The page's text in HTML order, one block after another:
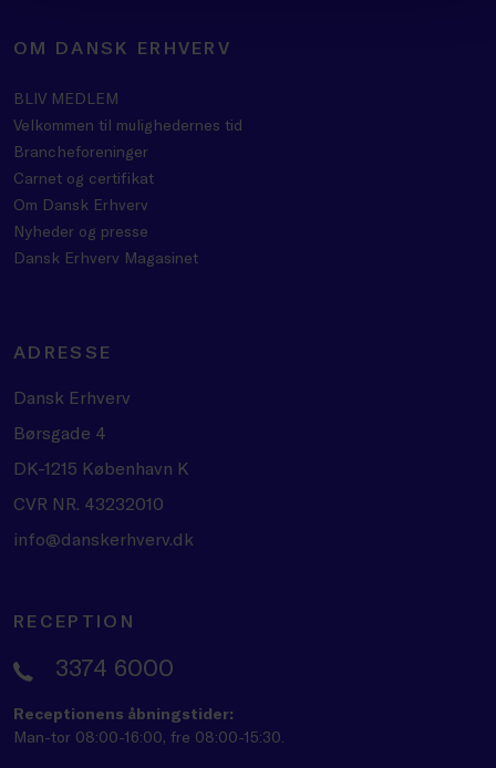
OM DANSK ERHVERV
BLIV MEDLEM
Velkommen til mulighedernes tid
Brancheforeninger
Carnet og certifikat
Om Dansk Erhverv
Nyheder og presse
Dansk Erhverv Magasinet
ADRESSE
Dansk Erhverv
Børsgade 4
DK-1215 København K
CVR NR. 43232010
info@danskerhverv.dk
RECEPTION
3374 6000
Receptionens åbningstider:
Man-tor 08:00-16:00, fre 08:00-15:30.